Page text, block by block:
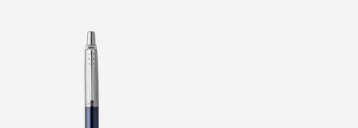
thức tại Pen Store Việt Nam, bạn có thể tin
tưởng vào chất lượng và dịch vụ mà chúng tôi
mang lại. Hãy trải nghiệm sự hoàn hảo cùng với
chiếc bút bi cao cấp này ngay hôm nay!